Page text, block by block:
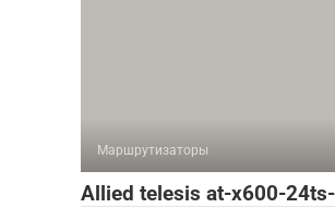
Маршрутизаторы
Allied telesis at-x600-